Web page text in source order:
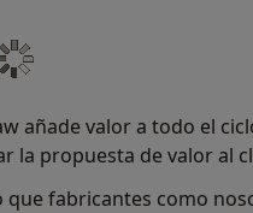
añade valor a todo el
la propuesta de valor al
fabricantes como